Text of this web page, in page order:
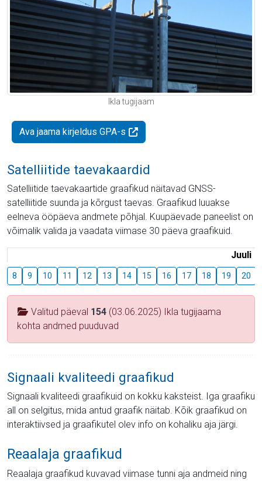
Ikla tugijaam
Ava jaama kirjeldus GPA-s
Satelliitide taevakaardid
Satelliitide taevakaartide graafikud näitavad GNSS-
satelliitide suunda ja kõrgust taevas. Graafikud luuakse
eelneva ööpäeva andmete põhjal. Kuupäevade paneelist on
võimalik valida ja vaadata viimase 30 päeva graafikuid.
Juuli
8 9 10 11 12 13 14 15 16 17 18 19 20
Valitud päeval 154 (03.06.2025) Ikla tugijaama
kohta andmed puuduvad
Signaali kvaliteedi graafikud
Signaali kvaliteedi graafikuid on kokku kaksteist. Iga graafiku
all on selgitus, mida antud graafik näitab. Kõik graafikud on
interaktiivsed ja graafikutel olev info on kohaliku aja järgi.
Reaalaja graafikud
Reaalaja graafikud kuvavad viimase tunni aja andmeid ning